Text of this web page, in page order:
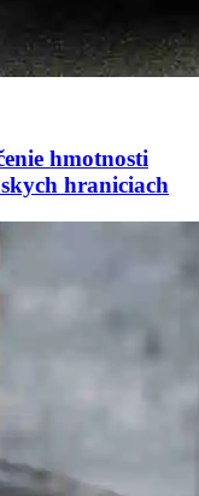
hmotnosti
hraniciach